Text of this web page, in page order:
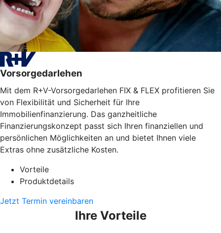
Vorsorgedarlehen
Mit dem R+V-Vorsorgedarlehen FIX & FLEX profitieren Sie
von Flexibilität und Sicherheit für Ihre
Immobilienfinanzierung. Das ganzheitliche
Finanzierungskonzept passt sich Ihren finanziellen und
persönlichen Möglichkeiten an und bietet Ihnen viele
Extras ohne zusätzliche Kosten.
Vorteile
Produktdetails
Jetzt Termin vereinbaren
Ihre Vorteile